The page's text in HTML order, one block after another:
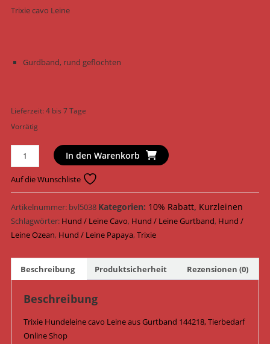
Trixie cavo Leine
Gurdband, rund geflochten
Lieferzeit:4 bis 7 Tage
Vorrätig
Trixie
Hundeleine
cavo
Leine
Gurtband
144218
/
Menge
In den Warenkorb
Auf die Wunschliste
Artikelnummer: bvl5038 Kategorien: 10% Rabatt, Kurzleinen
Schlagwörter: Hund / Leine Cavo, Hund / Leine Gurtband, Hund /
Leine Ozean, Hund / Leine Papaya,Trixie
Beschreibung Produktsicherheit Rezensionen (0)
Beschreibung
Trixie Hundeleine cavo Leine aus Gurtband 144218, Tierbedarf
Online Shop